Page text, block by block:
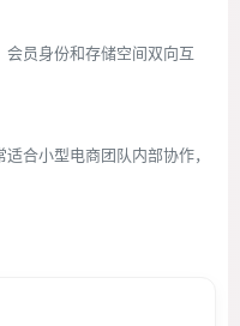
员身份和存储空间双向互
合小型电商团队内部协作，